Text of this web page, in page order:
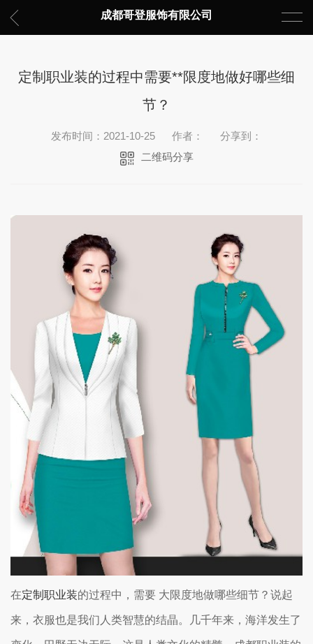
成都哥登服饰有限公司
定制职业装的过程中需要**限度地做好哪些细
节？
发布时间：2021-10-25 作者：
分享到：
二维码分享
在定制职业装的过程中，需要 大限度地做哪些细节？说起
来，衣服也是我们人类智慧的结晶。几千年来，海洋发生了